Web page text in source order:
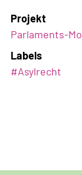
Projekt
Parlaments-
Labels
#Asylrecht